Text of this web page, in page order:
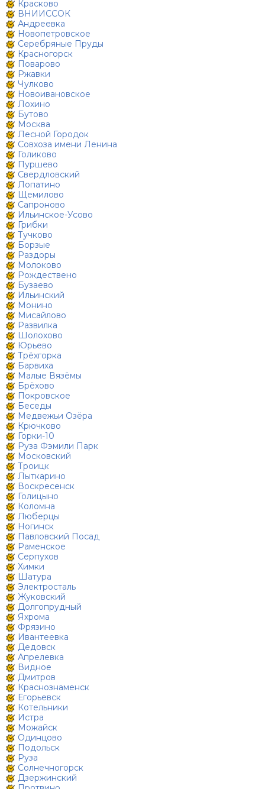
Красково
ВНИИССОК
Андреевка
Новопетровское
Серебряные Пруды
Красногорск
Поварово
Ржавки
Чулково
Новоивановское
Лохино
Бутово
Москва
Лесной Городок
Совхоза имени Ленина
Голиково
Пуршево
Свердловский
Лопатино
Щемилово
Сапроново
Ильинское-Усово
Грибки
Тучково
Борзые
Раздоры
Молоково
Рождествено
Бузаево
Ильинский
Монино
Мисайлово
Развилка
Шолохово
Юрьево
Трёхгорка
Барвиха
Малые Вязёмы
Брёхово
Покровское
Беседы
Медвежьи Озёра
Крючково
Горки-10
Руза Фэмили Парк
Московский
Троицк
Лыткарино
Воскресенск
Голицыно
Коломна
Люберцы
Ногинск
Павловский Посад
Раменское
Серпухов
Химки
Шатура
Электросталь
Жуковский
Долгопрудный
Яхрома
Фрязино
Ивантеевка
Дедовск
Апрелевка
Видное
Дмитров
Краснознаменск
Егорьевск
Котельники
Истра
Можайск
Одинцово
Подольск
Руза
Солнечногорск
Дзержинский